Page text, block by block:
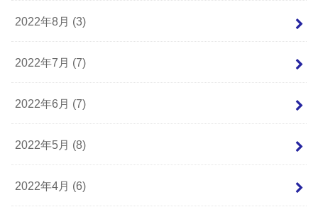
2022年8月 (3)
2022年7月 (7)
2022年6月 (7)
2022年5月 (8)
2022年4月 (6)